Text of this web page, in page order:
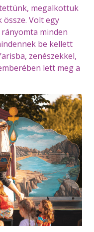
megalkottuk
Volt egy
minden
be kellett
zenészekkel,
lett meg a